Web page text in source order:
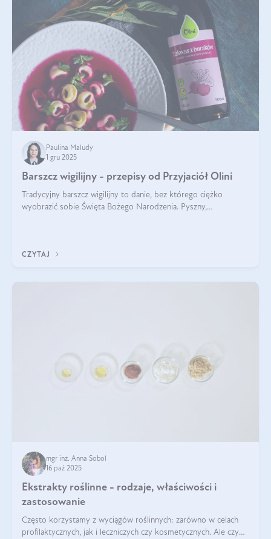
Paulina Maludy
1 gru 2025
Barszcz wigilijny - przepisy od Przyjaciół Olini
Tradycyjny barszcz wigilijny to danie, bez którego ciężko
wyobrazić sobie Święta Bożego Narodzenia. Pyszny,
CZYTAJ
mgr inż. Anna Sobol
16 paź 2025
Ekstrakty roślinne - rodzaje, właściwości i
zastosowanie
Często korzystamy z wyciągów roślinnych: zarówno w celach
profilaktycznych, jak i leczniczych czy kosmetycznych. Ale czy